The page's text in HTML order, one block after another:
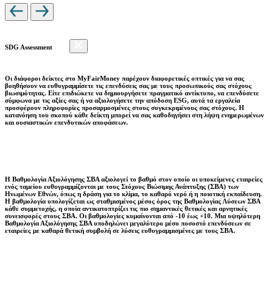
SDG Assessment
Οι διάφοροι δείκτες στο MyFairMoney παρέχουν διαφορετικές οπτικές για να σας
βοηθήσουν να ευθυγραμμίσετε τις επενδύσεις σας με τους προσωπικούς σας στόχους
βιωσιμότητας. Είτε επιδιώκετε να δημιουργήσετε πραγματικό αντίκτυπο, να επενδύσετε
σύμφωνα με τις αξίες σας ή να αξιολογήσετε την απόδοση ESG, αυτά τα εργαλεία
προσφέρουν πληροφορίες προσαρμοσμένες στους συγκεκριμένους σας στόχους. Η
κατανόηση του σκοπού κάθε δείκτη μπορεί να σας καθοδηγήσει στη λήψη ενημερωμένων
και ουσιαστικών επενδυτικών αποφάσεων.
Η Βαθμολογία Αξιολόγησης ΣΒΑ αξιολογεί το βαθμό στον οποίο οι υποκείμενες εταιρείες
ενός ταμείου ευθυγραμμίζονται με τους Στόχους Βιώσιμης Ανάπτυξης (ΣΒΑ) των
Ηνωμένων Εθνών, όπως η δράση για το κλίμα, το καθαρό νερό ή η ποιοτική εκπαίδευση.
Η βαθμολογία υπολογίζεται ως σταθμισμένος μέσος όρος της Βαθμολογίας Λύσεων ΣΒΑ
κάθε συμμετοχής, η οποία αντικατοπτρίζει τις πιο σημαντικές θετικές και αρνητικές
συνεισφορές στους ΣΒΑ. Οι βαθμολογίες κυμαίνονται από -10 έως +10. Μια υψηλότερη
Βαθμολογία Αξιολόγησης ΣΒΑ υποδηλώνει μεγαλύτερο μέσο ποσοστό επενδύσεων σε
εταιρείες με καθαρά θετική συμβολή σε λύσεις ευθυγραμμισμένες με τους ΣΒΑ.